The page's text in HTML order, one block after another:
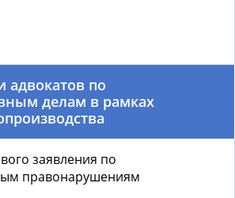
адвокатов по
делам в рамках
заявления по
правонарушениям